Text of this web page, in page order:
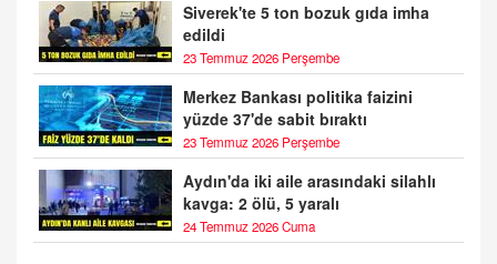
Siverek'te 5 ton bozuk gıda imha
edildi
23 Temmuz 2026 Perşembe
Merkez Bankası politika faizini
yüzde 37'de sabit bıraktı
23 Temmuz 2026 Perşembe
Aydın'da iki aile arasındaki silahlı
kavga: 2 ölü, 5 yaralı
24 Temmuz 2026 Cuma